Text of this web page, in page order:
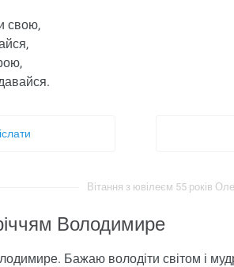
свою,
Вітання з ювілеєм 55 років
Володимире
Бажаю володіти світом і